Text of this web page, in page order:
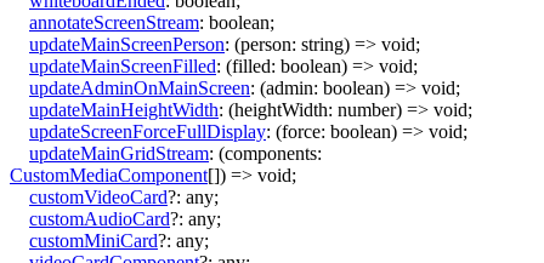
annotateScreenStream: boolean;
updateMainScreenPerson: (person: string) => void;
updateMainScreenFilled: (filled: boolean) => void;
updateAdminOnMainScreen: (admin: boolean) => void;
updateMainHeightWidth: (heightWidth: number) => void;
updateScreenForceFullDisplay: (force: boolean) => void;
updateMainGridStream: (components:
CustomMediaComponent[]) => void;
customVideoCard?: any;
customAudioCard?: any;
customMiniCard?: any;